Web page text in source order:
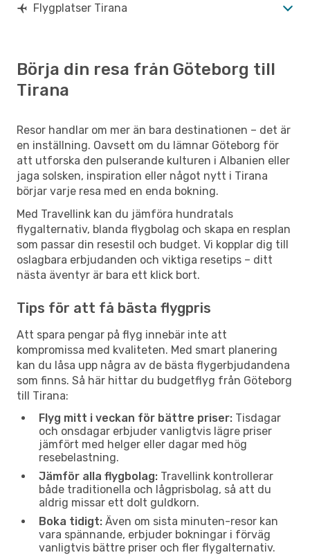
Flygplatser Tirana
Börja din resa från Göteborg till
Tirana
Resor handlar om mer än bara destinationen – det är
en inställning. Oavsett om du lämnar Göteborg för
att utforska den pulserande kulturen i Albanien eller
jaga solsken, inspiration eller något nytt i Tirana
börjar varje resa med en enda bokning.
Med Travellink kan du jämföra hundratals
flygalternativ, blanda flygbolag och skapa en resplan
som passar din resestil och budget. Vi kopplar dig till
oslagbara erbjudanden och viktiga resetips – ditt
nästa äventyr är bara ett klick bort.
Tips för att få bästa flygpris
Att spara pengar på flyg innebär inte att
kompromissa med kvaliteten. Med smart planering
kan du låsa upp några av de bästa flygerbjudandena
som finns. Så här hittar du budgetflyg från Göteborg
till Tirana:
Flyg mitt i veckan för bättre priser: Tisdagar
och onsdagar erbjuder vanligtvis lägre priser
jämfört med helger eller dagar med hög
resebelastning.
Jämför alla flygbolag: Travellink kontrollerar
både traditionella och lågprisbolag, så att du
aldrig missar ett dolt guldkorn.
Boka tidigt: Även om sista minuten-resor kan
vara spännande, erbjuder bokningar i förväg
vanligtvis bättre priser och fler flygalternativ.